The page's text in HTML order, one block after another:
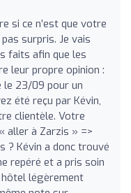
si ce n’est que votre
surpris. Je vais
faits afin que les
leur propre opinion :
le 23/09 pour un
été reçu par Kévin,
clientèle. Votre
aller à Zarzis » =>
? Kévin a donc trouvé
repéré et a pris soin
légèrement